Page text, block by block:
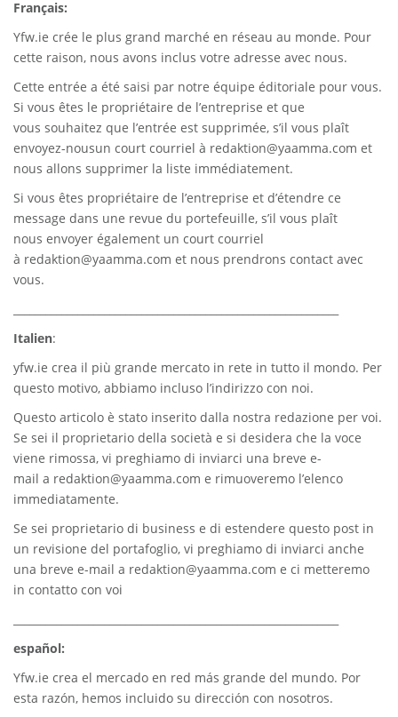
Français:
Yfw.ie crée le plus grand marché en réseau au monde. Pour
cette raison, nous avons inclus votre adresse avec nous.
Cette entrée a été saisi par notre équipe éditoriale pour vous.
Si vous êtes le propriétaire de l’entreprise et que
vous souhaitez que l’entrée est supprimée, s’il vous plaît
envoyez-nousun court courriel à redaktion@yaamma.com et
nous allons supprimer la liste immédiatement.
Si vous êtes propriétaire de l’entreprise et d’étendre ce
message dans une revue du portefeuille, s’il vous plaît
nous envoyer également un court courriel
à redaktion@yaamma.com et nous prendrons contact avec
vous.
Italien:
yfw.ie crea il più grande mercato in rete in tutto il mondo. Per
questo motivo, abbiamo incluso l’indirizzo con noi.
Questo articolo è stato inserito dalla nostra redazione per voi.
Se sei il proprietario della società e si desidera che la voce
viene rimossa, vi preghiamo di inviarci una breve e-
mail a redaktion@yaamma.com e rimuoveremo l’elenco
immediatamente.
Se sei proprietario di business e di estendere questo post in
un revisione del portafoglio, vi preghiamo di inviarci anche
una breve e-mail a redaktion@yaamma.com e ci metteremo
in contatto con voi
español:
Yfw.ie crea el mercado en red más grande del mundo. Por
esta razón, hemos incluido su dirección con nosotros.